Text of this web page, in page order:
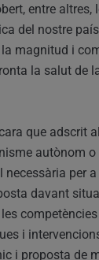
entre altres,
del nostre
magnitud i
la salut de
que adscrit
autònom
necessària per
davant
i
i proposta de